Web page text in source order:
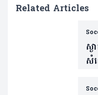
Related Articles
ស្
សំ